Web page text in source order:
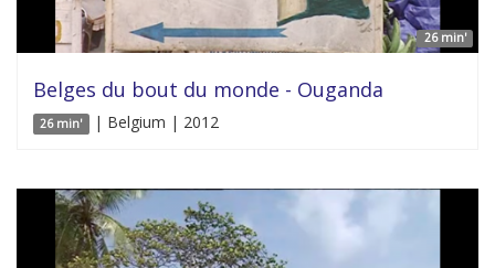
26 min'
Belges du bout du monde - Ouganda
26 min' | Belgium | 2012